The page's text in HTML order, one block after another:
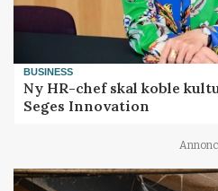
BUSINESS
Ny HR-chef skal koble
Seges Innovation